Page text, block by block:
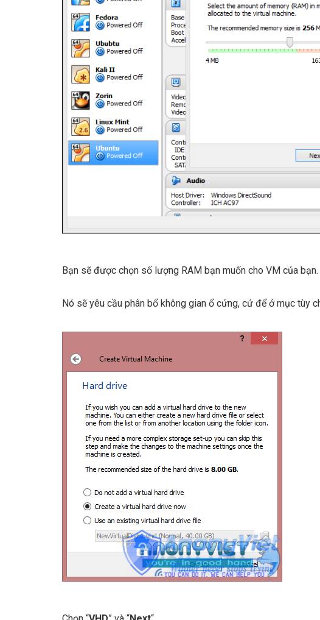
Bạn sẽ được chọn số lượng RAM bạn muốn cho VM của bạn.
Nó sẽ yêu cầu phân bổ không gian ổ cứng, cứ để ở mục tùy